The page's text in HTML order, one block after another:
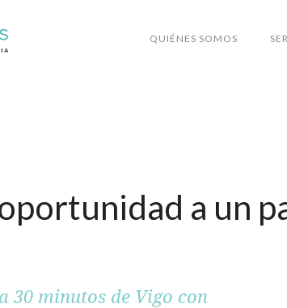
QUIÉNES SOMOS
a un
30 minutos de Vigo con